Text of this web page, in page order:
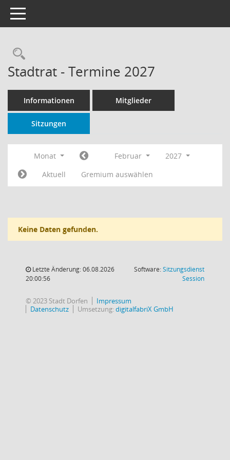
Toggle navigation
Rechercheauswahl
Stadtrat - Termine 2027
Informationen Mitglieder
Sitzungen
Monat Februar
2027
Aktuell
Gremium auswählen
Keine Daten gefunden.
Letzte Änderung: 06.08.2026
20:00:56
Software:Sitzungsdienst
Session(Wird in
© 2023 Stadt Dorfen
Impressum
Datenschutz
Umsetzung:digitalfabriX GmbH